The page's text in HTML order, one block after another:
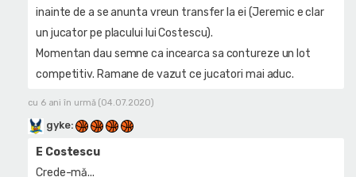
inainte de a se anunta vreun transfer la ei (Jeremic e clar
un jucator pe placului lui Costescu).
Momentan dau semne ca incearca sa contureze un lot
competitiv. Ramane de vazut ce jucatori mai aduc.
cu 6 ani în urmă (04.07.2020)
gyke:
E Costescu
Crede-mă...